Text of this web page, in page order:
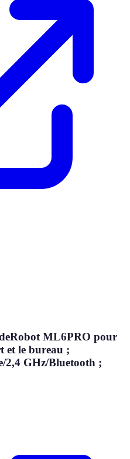
ML6PRO pour
et le bureau ;
2,4 GHz/Bluetooth ;